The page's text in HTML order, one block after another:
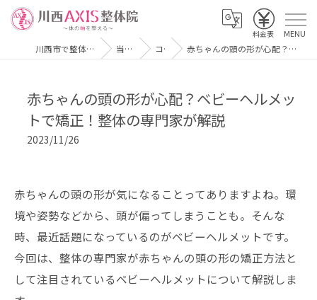
川西市で整体なら『川西AXIS整体院』 当院の特徴 コラム 赤ちゃんの頭の形が心配？ベビーヘルメットで矯正！整体の専門家が解説
赤ちゃんの頭の形が心配？ベビーヘルメッ
トで矯正！整体の専門家が解説
2023/11/26
赤ちゃんの頭の形が気になることってありますよね。環
境や姿勢などから、頭が偏ってしまうことも。そんな
時、最近話題になっているのがベビーヘルメットです。
今回は、整体の専門家が赤ちゃんの頭の形の矯正方法と
して注目されているベビーヘルメットについて解説しま